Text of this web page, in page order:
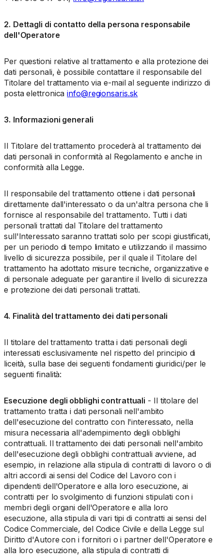
2. Dettagli di contatto della persona responsabile
dell'Operatore
Per questioni relative al trattamento e alla protezione dei
dati personali, è possibile contattare il responsabile del
Titolare del trattamento via e-mail al seguente indirizzo di
posta elettronicainfo@regionsaris.sk
3. Informazioni generali
Il Titolare del trattamento procederà al trattamento dei
dati personali in conformità al Regolamento e anche in
conformità alla Legge.
Il responsabile del trattamento ottiene i dati personali
direttamente dall'interessato o da un'altra persona che li
fornisce al responsabile del trattamento. Tutti i dati
personali trattati dal Titolare del trattamento
sull'Interessato saranno trattati solo per scopi giustificati,
per un periodo di tempo limitato e utilizzando il massimo
livello di sicurezza possibile, per il quale il Titolare del
trattamento ha adottato misure tecniche, organizzative e
di personale adeguate per garantire il livello di sicurezza
e protezione dei dati personali trattati.
4. Finalità del trattamento dei dati personali
Il titolare del trattamento tratta i dati personali degli
interessati esclusivamente nel rispetto del principio di
liceità, sulla base dei seguenti fondamenti giuridici/per le
seguenti finalità:
Esecuzione degli obblighi contrattuali - Il titolare del
trattamento tratta i dati personali nell'ambito
dell'esecuzione del contratto con l'interessato, nella
misura necessaria all'adempimento degli obblighi
contrattuali. Il trattamento dei dati personali nell'ambito
dell'esecuzione degli obblighi contrattuali avviene, ad
esempio, in relazione alla stipula di contratti di lavoro o di
altri accordi ai sensi del Codice del Lavoro con i
dipendenti dell'Operatore e alla loro esecuzione, ai
contratti per lo svolgimento di funzioni stipulati con i
membri degli organi dell'Operatore e alla loro
esecuzione, alla stipula di vari tipi di contratti ai sensi del
Codice Commerciale, del Codice Civile e della Legge sul
Diritto d'Autore con i fornitori o i partner dell'Operatore e
alla loro esecuzione, alla stipula di contratti di